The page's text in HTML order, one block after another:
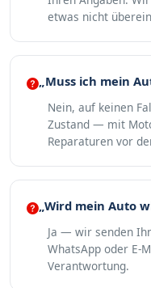
etwas nicht
„Muss ich mein
Nein, auf keinen
Zustand — mit
Reparaturen vor
„Wird mein Auto
Ja — wir senden
WhatsApp oder E-
Verantwortung.